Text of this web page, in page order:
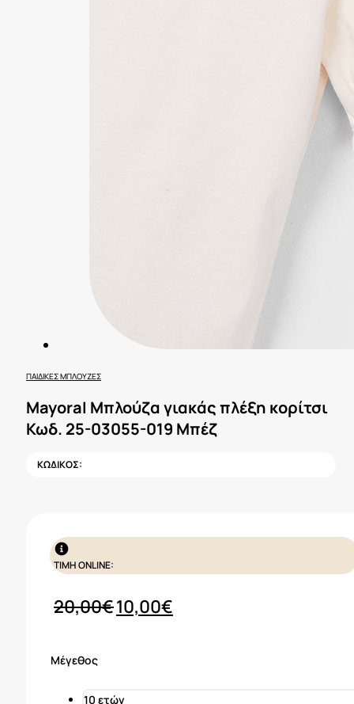
ΠΑΙΔΙΚΈΣ ΜΠΛΟΎΖΕΣ
Mayoral Μπλούζα γιακάς πλέξη κορίτσι
Κωδ. 25-03055-019 Μπέζ
ΚΩΔΙΚΟΣ:
ΤΙΜΗ ONLINE:
20,00€Original
10,00€
Μέγεθος
10 ετών